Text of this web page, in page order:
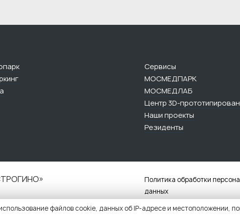
Сервисы
МОСМЕДПАРК
МОСМЕДЛАБ
Центр 3D-
Наши проекты
Резиденты
Политика обработки
данных
файлов cookie, данных об IP-адресе и местоположении,